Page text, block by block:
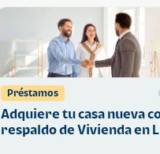
Préstamos
Adquiere tu casa nueva
respaldo de Vivienda en